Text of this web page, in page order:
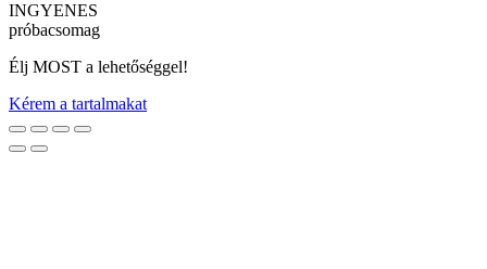
INGYENES
próbacsomag
Élj MOST a lehetőséggel!
Kérem a tartalmakat